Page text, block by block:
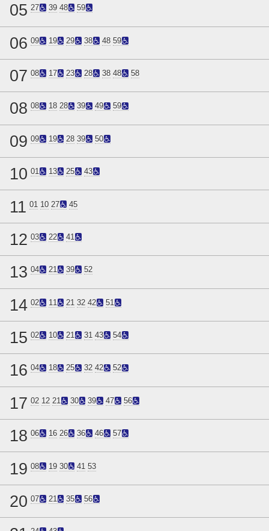
05 27 39 48 59
06 09 19 29 38 48 59
07 08 17 23 28 38 48 58
08 08 18 28 39 49 59
09 09 19 28 39 50
10 01 13 25 43
11 01 10 27 45
12 03 22 41
13 04 21 39 52
14 02 11 21 32 42 51
15 02 10 21 31 43 54
16 04 18 25 32 42 52
17 02 12 21 30 39 47 56
18 06 16 26 36 46 57
19 08 19 30 41 53
20 07 21 35 56